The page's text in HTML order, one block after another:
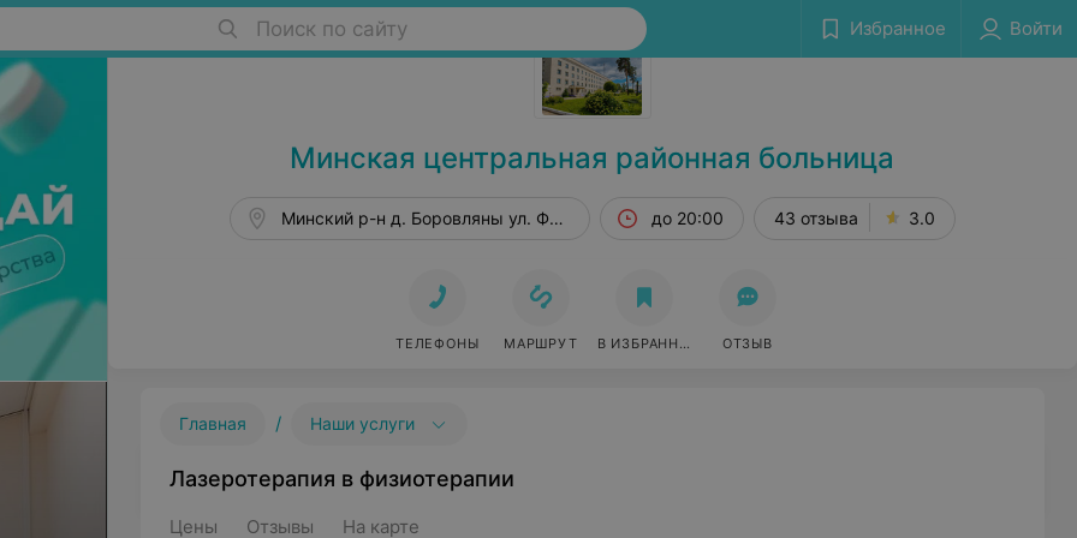
Поиск по сайту Избранное Войти
Больницы в Боровлянах Сообщить об ошибке
Минская центральная районная больница
Минский р-н д. Боровляны ул. Фрунзенская, 1до 20:00 43 отзыва 3.0
ТЕЛЕФОНЫ МАРШРУТ В ИЗБРАННОЕ ОТЗЫВ
Главная / Наши услуги
Лазеротерапия в физиотерапии
Цены Отзывы На карте